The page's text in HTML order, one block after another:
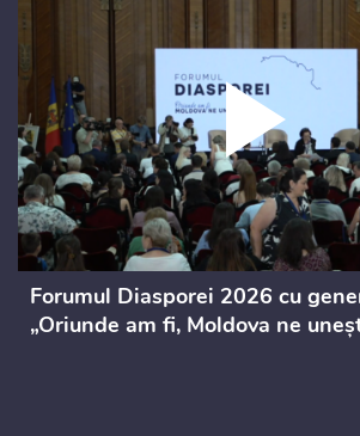
Forumul Diasporei 2026 cu
„Oriunde am fi, Moldova ne